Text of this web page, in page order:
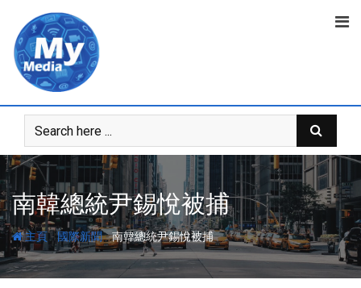
南韓總統尹錫悅被捕
主頁-國際新聞-南韓總統尹錫悅被捕